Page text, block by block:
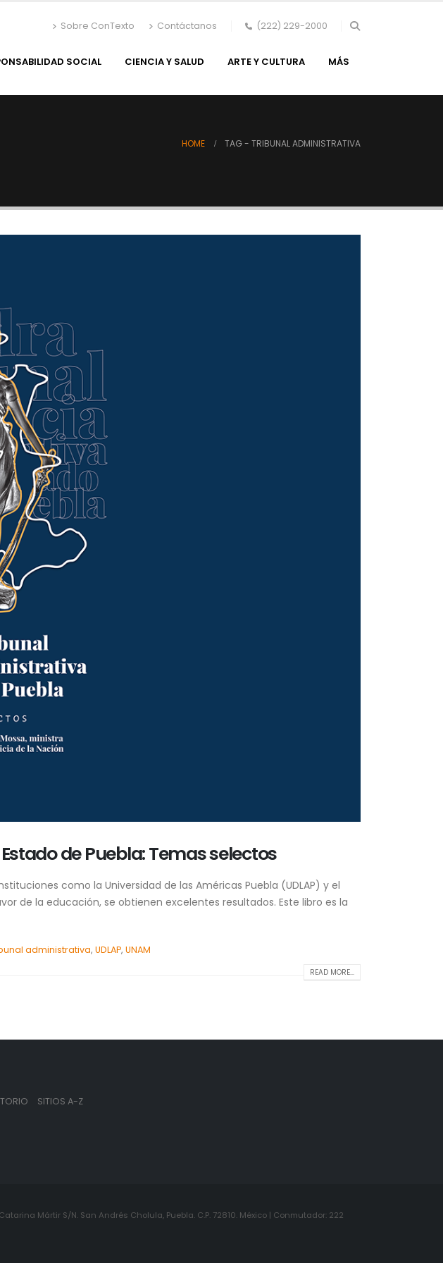
Sobre ConTexto Contáctanos (222) 229-2000
SOCIAL CIENCIA Y SALUD ARTE Y CULTURA MÁS
HOME TAG - TRIBUNAL ADMINISTRATIVA
de Puebla: Temas selectos
como la Universidad de las Américas Puebla (UDLAP) y el
de la educación, se obtienen excelentes resultados. Este libro es la
administrativa,UDLAP,UNAM
READ MORE...
SITIOS A-Z
Mártir S/N. San Andrés Cholula, Puebla. C.P. 72810. México | Conmutador: 222